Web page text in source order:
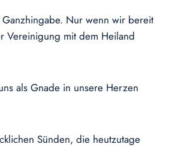
Nur wenn wir bereit
Vereinigung mit dem Heiland
als Gnade in unsere Herzen
Sünden, die heutzutage